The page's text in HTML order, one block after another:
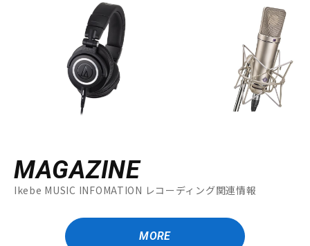
MAGAZINE
Ikebe MUSIC INFOMATION レコーディング関連情報
MORE